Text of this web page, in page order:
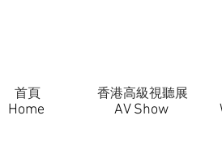
Home
首頁 香港高級視聽展
AV Show